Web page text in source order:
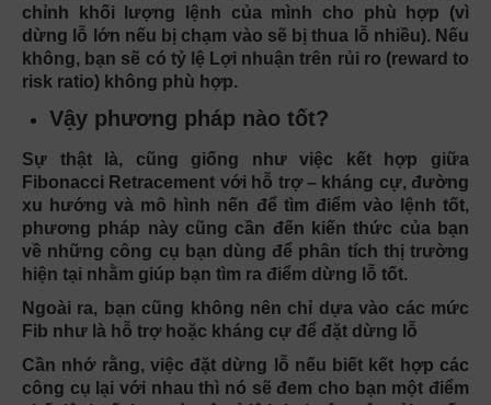
chỉnh khối lượng lệnh của mình cho phù hợp (vì
dừng lỗ lớn nếu bị chạm vào sẽ bị thua lỗ nhiều). Nếu
không, bạn sẽ có tỷ lệ Lợi nhuận trên rủi ro (reward to
risk ratio) không phù hợp.
Vậy phương pháp nào tốt?
Sự thật là, cũng giống như việc kết hợp giữa
Fibonacci Retracement với hỗ trợ – kháng cự, đường
xu hướng và mô hình nến để tìm điểm vào lệnh tốt,
phương pháp này cũng cần đến kiến thức của bạn
về những công cụ bạn dùng để phân tích thị trường
hiện tại nhằm giúp bạn tìm ra điểm dừng lỗ tốt.
Ngoài ra, bạn cũng không nên chỉ dựa vào các mức
Fib như là hỗ trợ hoặc kháng cự để đặt dừng lỗ
Cần nhớ rằng, việc đặt dừng lỗ nếu biết kết hợp các
công cụ lại với nhau thì nó sẽ đem cho bạn một điểm